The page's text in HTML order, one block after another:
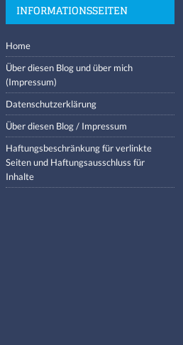
INFORMATIONSSEITEN
Home
Über diesen Blog und über mich
(Impressum)
Datenschutzerklärung
Über diesen Blog / Impressum
Haftungsbeschränkung für verlinkte
Seiten und Haftungsausschluss für
Inhalte